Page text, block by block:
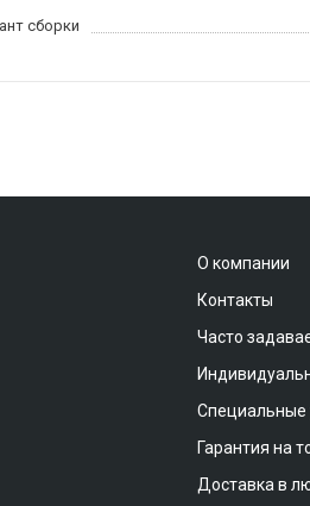
сборки
О компании
Контакты
Часто
Специальные
Гарантия на
Доставка в